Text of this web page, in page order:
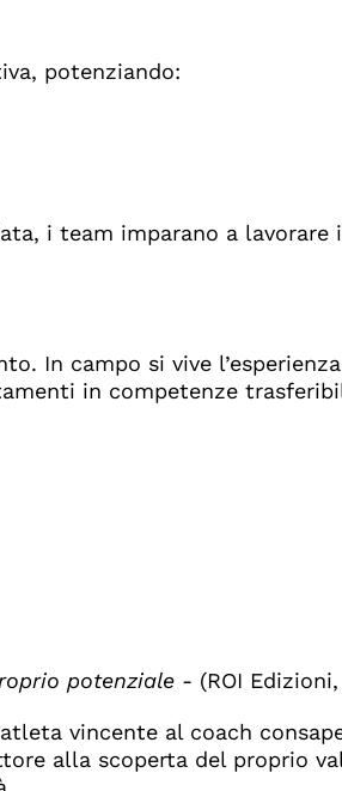
potenziando:
i team imparano a lavorare
In campo si vive
in competenze
potenziale - (ROI
vincente al coach
alla scoperta del proprio